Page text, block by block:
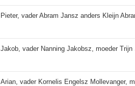
Pieter, vader Abram Jansz anders Kleijn
Jakob, vader Nanning Jakobsz, moeder Trijn
Arian, vader Kornelis Engelsz Mollevanger,